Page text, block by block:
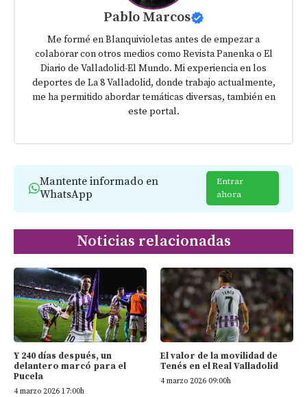
Pablo Marcos
Me formé en Blanquivioletas antes de empezar a
colaborar con otros medios como Revista Panenka o El
Diario de Valladolid-El Mundo. Mi experiencia en los
deportes de La 8 Valladolid, donde trabajo actualmente,
me ha permitido abordar temáticas diversas, también en
este portal.
Mantente informado en
WhatsApp
Entrar
ahora
Noticias relacionadas
Y 240 días después, un
delantero marcó para el
Pucela
4 marzo 2026 17:00h
El valor de la movilidad de
Tenés en el Real Valladolid
4 marzo 2026 09:00h